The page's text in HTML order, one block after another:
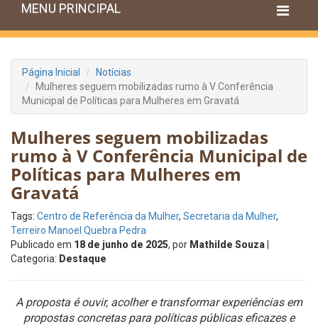
MENU PRINCIPAL
Página Inicial
Notícias
Mulheres seguem mobilizadas rumo à V Conferência
Municipal de Políticas para Mulheres em Gravatá
Mulheres seguem mobilizadas
rumo à V Conferência Municipal de
Políticas para Mulheres em
Gravatá
Tags: Centro de Referência da Mulher, Secretaria da Mulher,
Terreiro Manoel Quebra Pedra
Publicado em 18 de junho de 2025, por Mathilde Souza
Categoria: Destaque
A proposta é ouvir, acolher e transformar experiências em
propostas concretas para políticas públicas eficazes e